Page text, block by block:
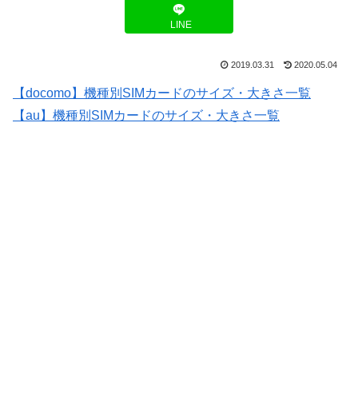
LINE
2019.03.31 2020.05.04
【docomo】機種別SIMカードのサイズ・大きさ一覧
【au】機種別SIMカードのサイズ・大きさ一覧